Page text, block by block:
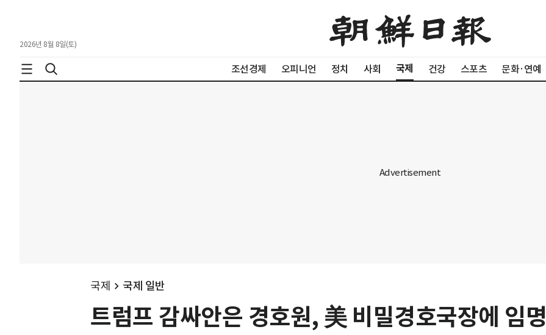
2026년 8월 8일(토)
조선경제 오피니언 정치 사회 국제 건강 스포츠 문화·연예
국제 국제 일반
트럼프 감싸안은 경호원, 美 비밀경호국장에 임명